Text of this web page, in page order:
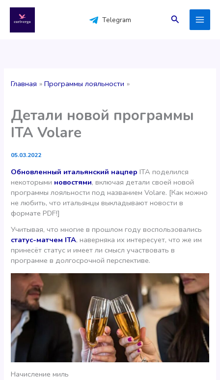
содержимому
Telegram Поиск
Главная Программы лояльности
Детали новой программы
ITA Volare
05.03.2022
Обновленный итальянский нацпер ITA поделился
некоторыми новостями, включая детали своей новой
программы лояльности под названием Volare. [Как можно
не любить, что итальянцы выкладывают новости в
формате PDF!]
Учитывая, что многие в прошлом году воспользовались
статус-матчем ITA, наверняка их интересует, что же им
принесёт статус и имеет ли смысл участвовать в
программе в долгосрочной перспективе.
Начисление миль